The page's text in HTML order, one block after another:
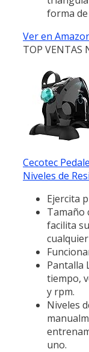
forma de
Ver en
TOP VENTAS
Cecotec
Niveles de
Ejercita
Tamaño
facilita
Pantalla
tiempo,
y rpm.
Niveles
uno.